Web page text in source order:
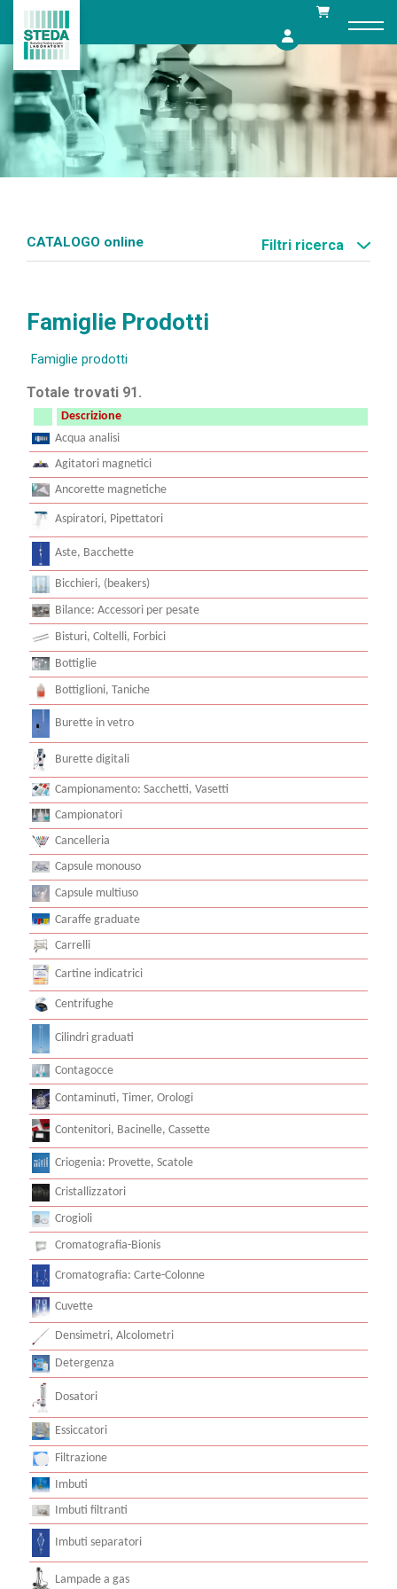
content
CATALOGO online Filtri ricerca
Famiglie Prodotti
Famiglie prodotti
Totale trovati 91.
Descrizione
Acqua analisi
Agitatori magnetici
Ancorette magnetiche
Aspiratori, Pipettatori
Aste, Bacchette
Bicchieri, (beakers)
Bilance: Accessori per pesate
Bisturi, Coltelli, Forbici
Bottiglie
Bottiglioni, Taniche
Burette in vetro
Burette digitali
Campionamento: Sacchetti, Vasetti
Campionatori
Cancelleria
Capsule monouso
Capsule multiuso
Caraffe graduate
Carrelli
Cartine indicatrici
Centrifughe
Cilindri graduati
Contagocce
Contaminuti, Timer, Orologi
Contenitori, Bacinelle, Cassette
Criogenia: Provette, Scatole
Cristallizzatori
Crogioli
Cromatografia-Bionis
Cromatografia: Carte-Colonne
Cuvette
Densimetri, Alcolometri
Detergenza
Dosatori
Essiccatori
Filtrazione
Imbuti
Imbuti filtranti
Imbuti separatori
Lampade a gas